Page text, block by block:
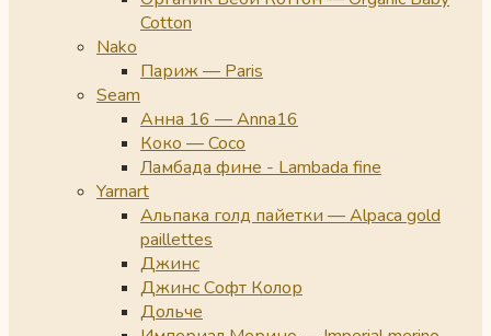
Cotton
Nako
Париж — Paris
Seam
Анна 16 — Anna16
Коко — Coco
Ламбада фине - Lambada fine
Yarnart
Альпака голд пайетки — Alpaca gold
paillettes
Джинс
Джинс Софт Колор
Дольче